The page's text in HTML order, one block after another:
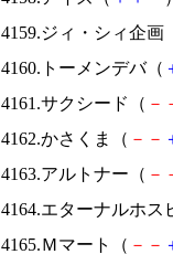
4159.ジィ・シィ企画
4160.トーメンデバ（
4161.サクシード（ －
4162.かさくま（ － －
4163.アルトナー（ －
4164.エターナルホス
4165.Ｍマート（ － －